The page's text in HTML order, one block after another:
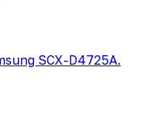
SCX-D4725A.